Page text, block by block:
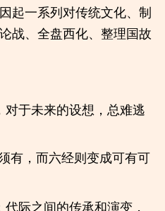
起一系列对传统文化、制
战、全盘西化、整理国故
于未来的设想，总难逃
有，而六经则变成可有可
际之间的传承和演变，